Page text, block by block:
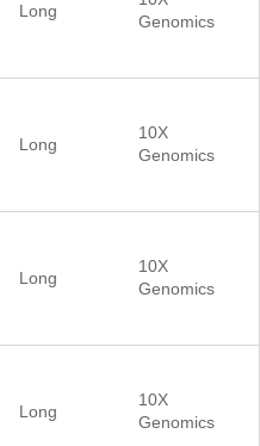
Long
Genomics
Long
10X
Genomics
Long
10X
Genomics
Long
10X
Genomics